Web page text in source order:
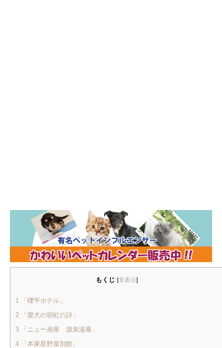
もくじ [非表示]
1
「櫟平ホテル」
2 「愛犬の宿虹の詩」
3 「ニュー扇屋 源泉湯庵」
4 「本家星野屋別館」